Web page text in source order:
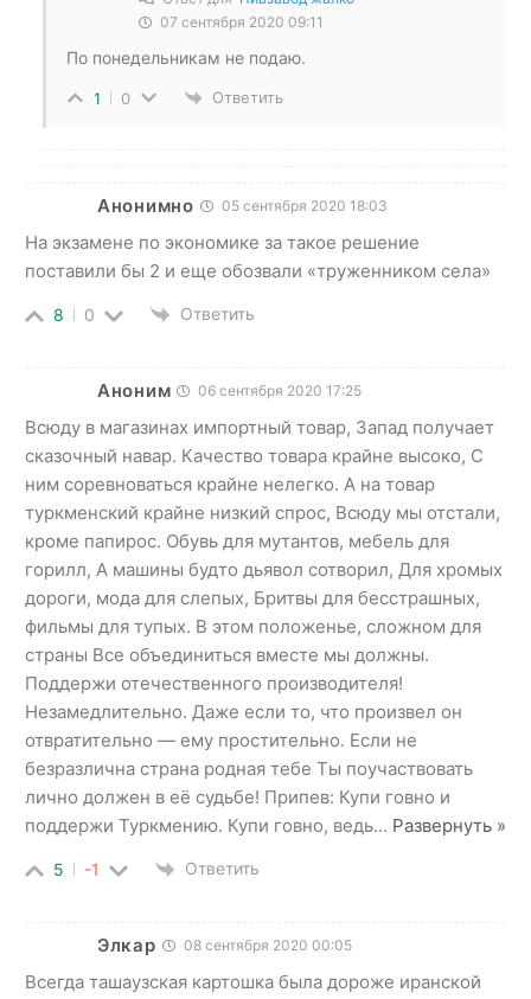
07 сентября 2020 09:11
По понедельникам не подаю.
1 0 Ответить
Анонимно 05 сентября 2020 18:03
На экзамене по экономике за такое решение
поставили бы 2 и еще обозвали «труженником села»
8 0 Ответить
Аноним 06 сентября 2020 17:25
Всюду в магазинах импортный товар, Запад получает
сказочный навар. Качество товара крайне высоко, С
ним соревноваться крайне нелегко. А на товар
туркменский крайне низкий спрос, Всюду мы отстали,
кроме папирос. Обувь для мутантов, мебель для
горилл, А машины будто дьявол сотворил, Для хромых
дороги, мода для слепых, Бритвы для бесстрашных,
фильмы для тупых. В этом положенье, сложном для
страны Все объединиться вместе мы должны.
Поддержи отечественного производителя!
Незамедлительно. Даже если то, что произвел он
отвратительно — ему простительно. Если не
безразлична страна родная тебе Ты поучаствовать
лично должен в её судьбе! Припев: Купи говно и
поддержи Туркмению. Купи говно, ведь… Развернуть »
5 -1 Ответить
Элкар 08 сентября 2020 00:05
Всегда ташаузская картошка была дороже иранской